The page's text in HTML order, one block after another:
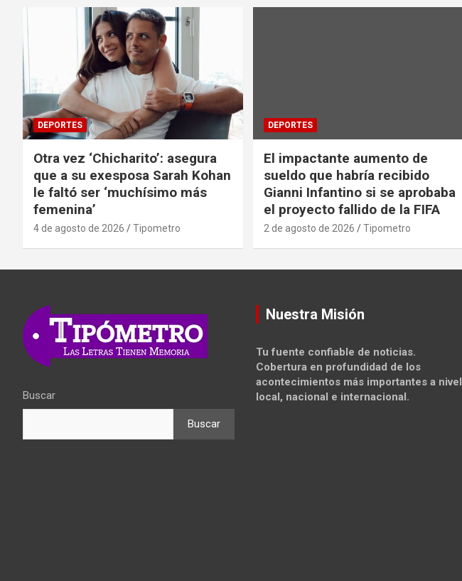
DEPORTES
Otra vez ‘Chicharito’: asegura
que a su exesposa Sarah Kohan
le faltó ser ‘muchísimo más
femenina’
4 de agosto de 2026 Tipometro
DEPORTES
El impactante aumento de
sueldo que habría recibido
Gianni Infantino si se aprobaba
el proyecto fallido de la FIFA
2 de agosto de 2026 Tipometro
Buscar
Buscar
Nuestra Misión
Tu fuente confiable de noticias.
Cobertura en profundidad de los
acontecimientos más importantes a nivel
local, nacional e internacional.